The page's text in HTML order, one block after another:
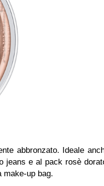
abbronzato. Ideale
jeans e al pack rosè
make-up bag.